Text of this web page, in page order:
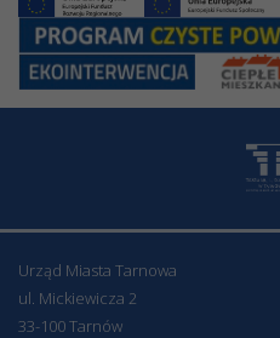
Urząd Miasta Tarnowa
ul. Mickiewicza 2
33-100 Tarnów